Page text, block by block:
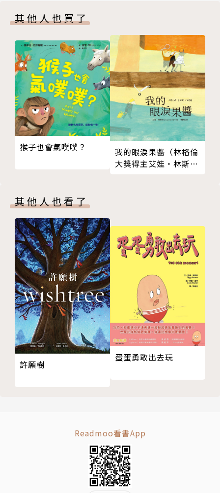
龍了！》即獲得好評，從此成為專職的圖畫書創作者。
目前一家五口在台灣台東玩耍生活著。
在賴馬的創作裡，每個看似幽默輕鬆的故事，其實結構
嚴謹，不但務求合情合理、還要符合邏輯；每幅以巧妙
手法佈局的畫面細節，都歷經反覆推敲、仔細經營。除
了第一眼的驚嘆，更禁得起一讀再讀。
賴馬的作品幾乎得過所有台灣重要的圖畫書獎項，亦曾
連續三年登上誠品書店暢銷書榜圖畫書類第一名。200
7年應邀到大阪國際兒童文學館演講。每有新作都廣受
每有新作都廣受喜愛，2014出版的《愛哭公主》榮獲
《勇敢小火車》累計逾13萬本的亮眼銷售成績，足以
顯示賴馬在圖畫書世界的魅力。
賴馬繪本館部落格 laima.pixnet.net/blog
賴馬繪本館粉絲專頁 www.facebook.com/laima061
賴馬臉書 www.facebook.com/laima0505
15
17
18
19
20
21
22
23
28
29
30
31
32
33
34
35
36
37
38
39
其他人也買了
猴子也會氣噗噗？
我的眼淚果醬（林格倫
大獎得主艾娃‧林斯特
其他人也看了
許願樹
蛋蛋勇敢出去玩
Readmoo看書App